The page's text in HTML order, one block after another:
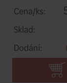
Kód:
Velikost:
Cena/ks: